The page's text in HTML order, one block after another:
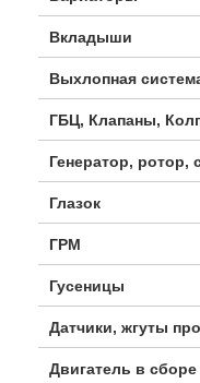
Вкладыши
Выхлопная
ГБЦ, Клапаны,
Генератор, ротор,
Глазок
ГРМ
Гусеницы
Датчики, жгуты
Двигатель в сборе